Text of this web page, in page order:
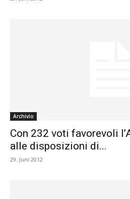
Archivio
Con 232 voti favorevoli
alle disposizioni di...
29. Juni 2012